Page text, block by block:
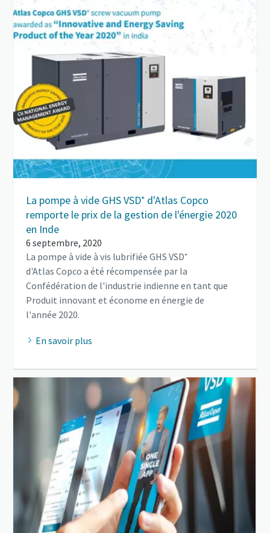
La pompe à vide GHS VSD⁺ d'Atlas Copco
remporte le prix de la gestion de l'énergie 2020
en Inde
6 septembre, 2020
La pompe à vide à vis lubrifiée GHS VSD⁺
d'Atlas Copco a été récompensée par la
Confédération de l'industrie indienne en tant que
Produit innovant et économe en énergie de
l'année 2020.
En savoir plus